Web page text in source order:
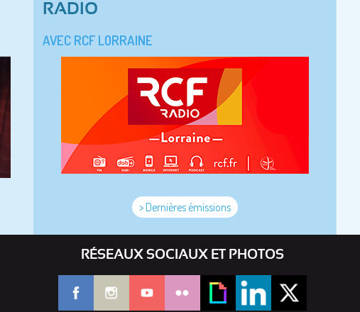
RADIO
AVEC RCF LORRAINE
> Dernières émissions
RÉSEAUX SOCIAUX ET PHOTOS